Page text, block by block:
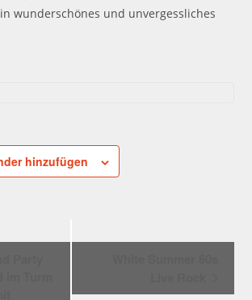
wunderschönes und unvergessliches
hinzufügen